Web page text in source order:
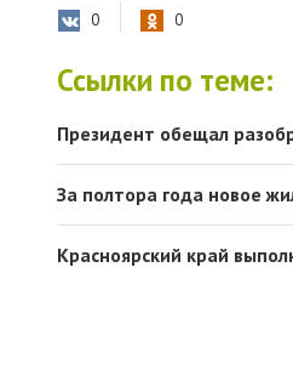
0 0
Ссылки по теме:
Президент обещал
За полтора года новое
Красноярский край